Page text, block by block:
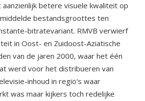
aanzienlijk betere visuele kwaliteit op
bestandsgroottes ten
bitratevariant. RMVB verwierf
in Oost- en Zuidoost-Aziatische
van de jaren 2000, waar het één
werd voor het distribueren van
inhoud in regio's waar
was maar kijkers toch redelijke